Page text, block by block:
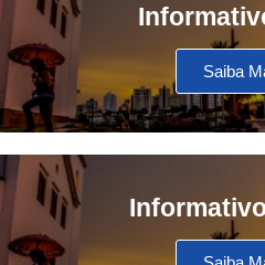
Saiba